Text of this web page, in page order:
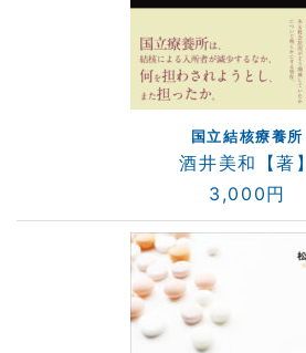
国立結核療養所
酒井美和【著】
3,000円